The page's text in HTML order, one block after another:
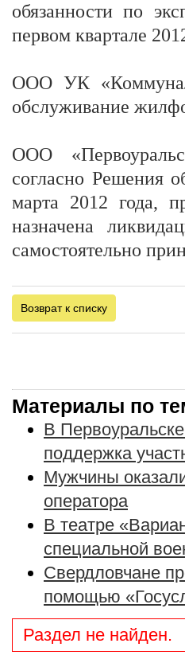
обязанности по
первом квартале
ООО УК
обслуживание
ООО
согласно Решения
марта 2012 года,
назначена
самостоятельно
Возврат к списку
Материалы по
В
поддержка
Мужчины
оператора
В театре
специальной
Свердловчане
помощью
Раздел не найден.